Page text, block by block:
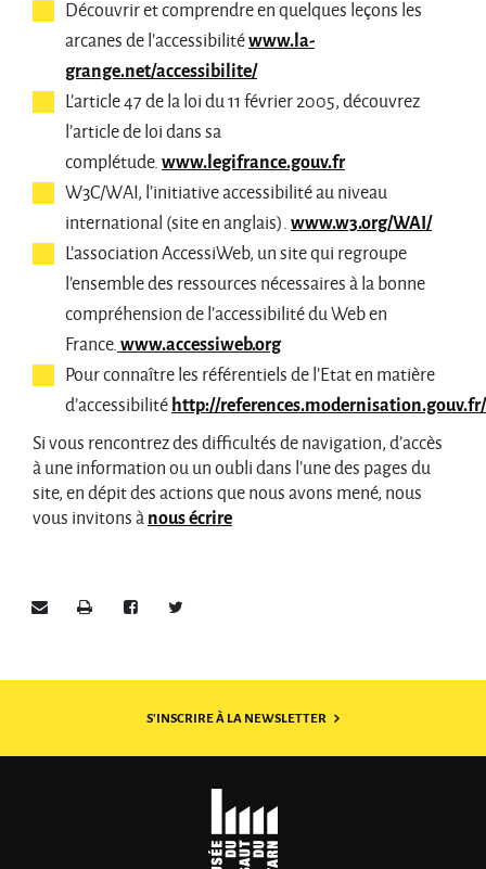
Découvrir et comprendre en quelques leçons les
arcanes de l’accessibilitéwww.la-
grange.net/accessibilite/
L’article 47 de la loi du 11 février 2005, découvrez
l’article de loi dans sa
complétude. www.legifrance.gouv.fr
W3C/WAI, l’initiative accessibilité au niveau
international (site en anglais). www.w3.org/WAI/
L’association AccessiWeb, un site qui regroupe
l’ensemble des ressources nécessaires à la bonne
compréhension de l’accessibilité du Web en
France. www.accessiweb.org
Pour connaître les référentiels de l’Etat en matière
d’accessibilité http://references.modernisation.gouv.fr/
Si vous rencontrez des difficultés de navigation, d’accès
à une information ou un oubli dans l’une des pages du
site, en dépit des actions que nous avons mené, nous
vous invitons à nous écrire
Envoyer par e-mail
ImprimerPartager sur Facebook
S'INSCRIRE À LA NEWSLETTER